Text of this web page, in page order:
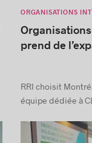
ORGANISATIONS
prend de
RRI choisit
équipe dédiée à